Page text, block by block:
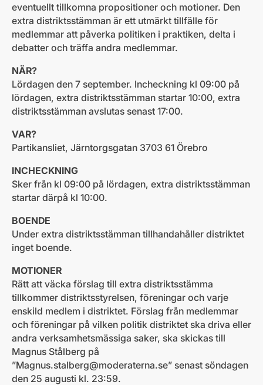
eventuellt tillkomna propositioner och motioner. Den
extra distriktsstämman är ett utmärkt tillfälle för
medlemmar att påverka politiken i praktiken, delta i
debatter och träffa andra medlemmar.
NÄR?
Lördagen den 7 september. Incheckning kl 09:00 på
lördagen, extra distriktsstämman startar 10:00, extra
distriktsstämman avslutas senast 17:00.
VAR?
Partikansliet, Järntorgsgatan 3703 61 Örebro
INCHECKNING
Sker från kl 09:00 på lördagen, extra distriktsstämman
startar därpå kl 10:00.
BOENDE
Under extra distriktsstämman tillhandahåller distriktet
inget boende.
MOTIONER
Rätt att väcka förslag till extra distriktsstämma
tillkommer distriktsstyrelsen, föreningar och varje
enskild medlem i distriktet. Förslag från medlemmar
och föreningar på vilken politik distriktet ska driva eller
andra verksamhetsmässiga saker, ska skickas till
Magnus Stålberg på
”Magnus.stalberg@moderaterna.se” senast söndagen
den 25 augusti kl. 23:59.